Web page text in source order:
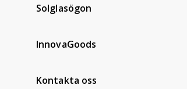
Solglasögon
InnovaGoods
Kontakta oss